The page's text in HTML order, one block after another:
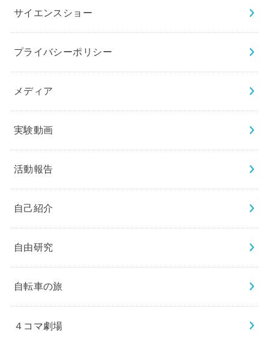
サイエンスショー
プライバシーポリシー
メディア
実験動画
活動報告
自己紹介
自由研究
自転車の旅
４コマ劇場